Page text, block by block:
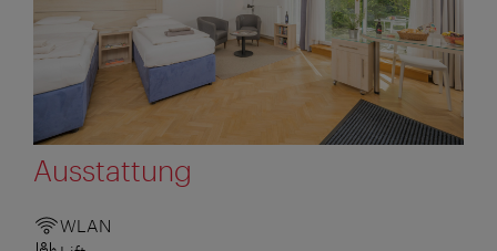
Ausstattung
WLAN